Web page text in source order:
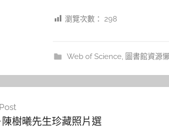
瀏覽次數： 298
Web of Science, 圖書館資源
樹曦先生珍藏照片選